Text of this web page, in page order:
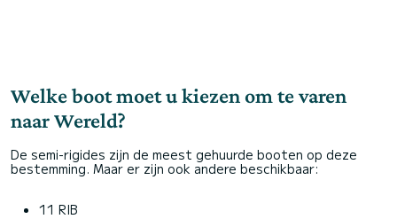
Welke boot moet u kiezen om te varen
naar Wereld?
De semi-rigides zijn de meest gehuurde booten op deze
bestemming. Maar er zijn ook andere beschikbaar:
11 RIB